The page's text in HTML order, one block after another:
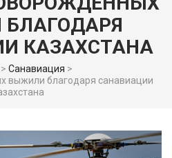
КАЗАХСТАНА
> Санавиация >
выжили благодаря санавиации